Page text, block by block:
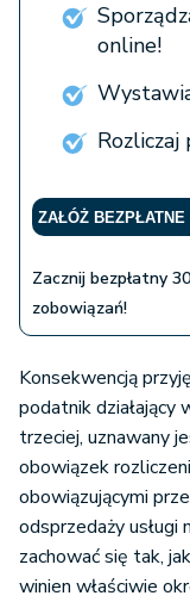
online!
ZAŁÓŻ BEZPŁATNE
Zacznij bezpłatny
zobowiązań!
Konsekwencją
podatnik działający
trzeciej, uznawany
obowiązek
obowiązującymi
odsprzedaży usługi
zachować się tak,
winien właściwie